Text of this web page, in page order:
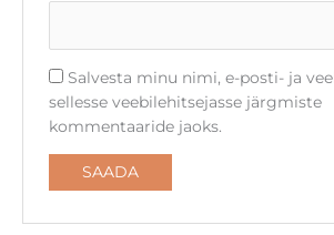
Salvesta minu nimi, e-posti- ja
sellesse veebilehitsejasse järgmiste
kommentaaride jaoks.